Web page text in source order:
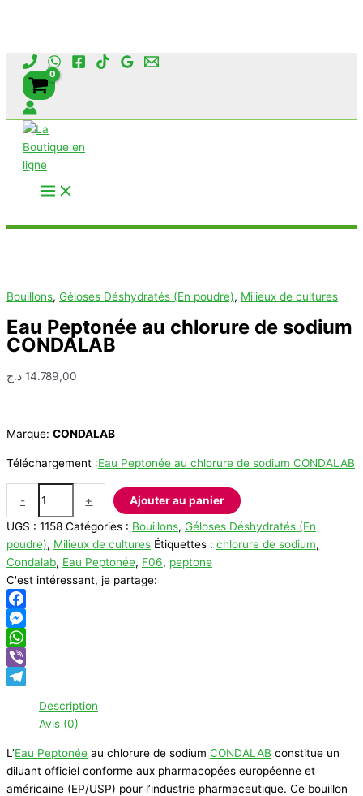
Aller
contenu
Bouillons, Géloses Déshydratés (En poudre), Milieux de cultures
Eau Peptonée au chlorure de sodium
CONDALAB
14.789,00 د.ج
Marque: CONDALAB
Téléchargement :Eau Peptonée au chlorure de sodium CONDALAB
-
Eau
Peptonée
au
chlorure
de
sodium
CONDALAB
+
Ajouter au panier
UGS : 1158 Catégories : Bouillons, Géloses Déshydratés (En
poudre), Milieux de cultures Étiquettes : chlorure de sodium,
Condalab, Eau Peptonée, F06, peptone
C'est intéressant, je partage:
Facebook
Messenger
WhatsApp
Viber
Description
Avis (0)
L’Eau Peptonée au chlorure de sodium CONDALAB constitue un
diluant officiel conforme aux pharmacopées européenne et
américaine (EP/USP) pour l’industrie pharmaceutique. Ce bouillon